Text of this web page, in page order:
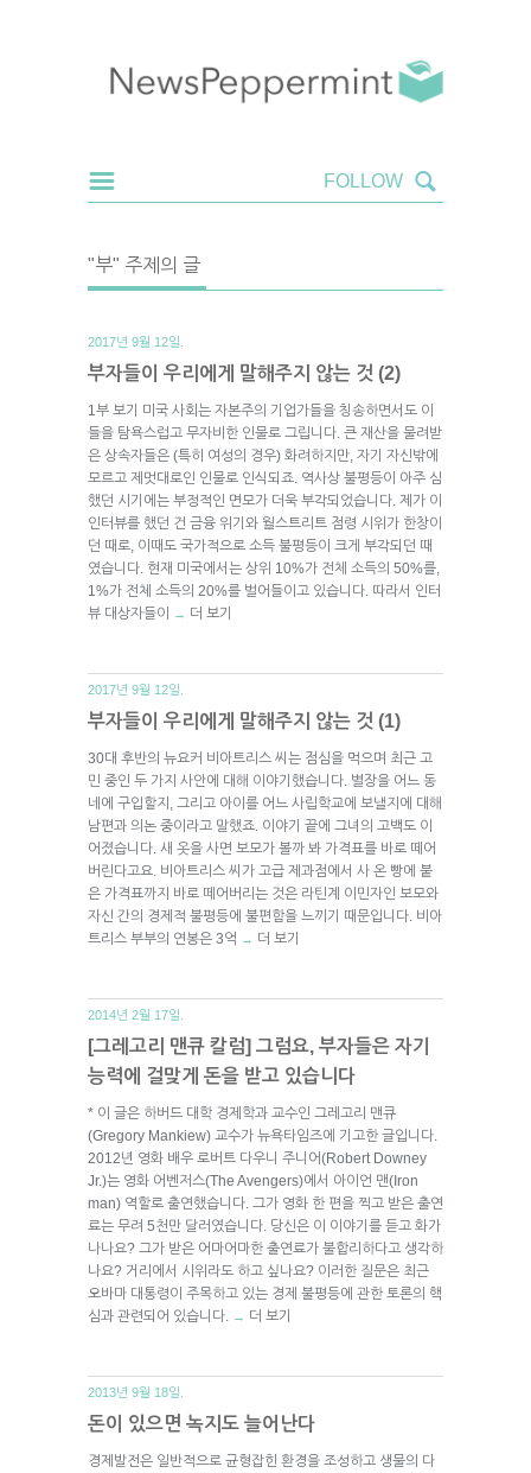
"부" 주제의 글
2017년 9월 12일.
부자들이 우리에게 말해주지 않는 것 (2)
1부 보기 미국 사회는 자본주의 기업가들을 칭송하면서도 이
들을 탐욕스럽고 무자비한 인물로 그립니다. 큰 재산을 물려받
은 상속자들은 (특히 여성의 경우) 화려하지만, 자기 자신밖에
모르고 제멋대로인 인물로 인식되죠. 역사상 불평등이 아주 심
했던 시기에는 부정적인 면모가 더욱 부각되었습니다. 제가 이
인터뷰를 했던 건 금융 위기와 월스트리트 점령 시위가 한창이
던 때로, 이때도 국가적으로 소득 불평등이 크게 부각되던 때
였습니다. 현재 미국에서는 상위 10%가 전체 소득의 50%를,
1%가 전체 소득의 20%를 벌어들이고 있습니다. 따라서 인터
뷰 대상자들이
→ 더 보기
2017년 9월 12일.
부자들이 우리에게 말해주지 않는 것 (1)
30대 후반의 뉴요커 비아트리스 씨는 점심을 먹으며 최근 고
민 중인 두 가지 사안에 대해 이야기했습니다. 별장을 어느 동
네에 구입할지, 그리고 아이를 어느 사립학교에 보낼지에 대해
남편과 의논 중이라고 말했죠. 이야기 끝에 그녀의 고백도 이
어졌습니다. 새 옷을 사면 보모가 볼까 봐 가격표를 바로 떼어
버린다고요. 비아트리스 씨가 고급 제과점에서 사 온 빵에 붙
은 가격표까지 바로 떼어버리는 것은 라틴계 이민자인 보모와
자신 간의 경제적 불평등에 불편함을 느끼기 때문입니다. 비아
트리스 부부의 연봉은 3억 → 더 보기
2014년 2월 17일.
[그레고리 맨큐 칼럼] 그럼요, 부자들은 자기
능력에 걸맞게 돈을 받고 있습니다
* 이 글은 하버드 대학 경제학과 교수인 그레고리 맨큐
(Gregory Mankiew) 교수가 뉴욕타임즈에 기고한 글입니다.
2012년 영화 배우 로버트 다우니 주니어(Robert Downey
Jr.)는 영화 어벤저스(The Avengers)에서 아이언 맨(Iron
man) 역할로 출연했습니다. 그가 영화 한 편을 찍고 받은 출연
료는 무려 5천만 달러였습니다. 당신은 이 이야기를 듣고 화가
나나요? 그가 받은 어마어마한 출연료가 불합리하다고 생각하
나요? 거리에서 시위라도 하고 싶나요? 이러한 질문은 최근
오바마 대통령이 주목하고 있는 경제 불평등에 관한 토론의 핵
심과 관련되어 있습니다.
→ 더 보기
2013년 9월 18일.
돈이 있으면 녹지도 늘어난다
경제발전은 일반적으로 균형잡힌 환경을 조성하고 생물의 다